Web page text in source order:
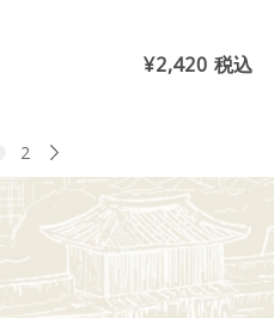
¥2,420 税込
2